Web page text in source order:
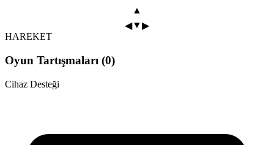
▲
◀▼▶
HAREKET
Oyun Tartışmaları (0)
Cihaz Desteği